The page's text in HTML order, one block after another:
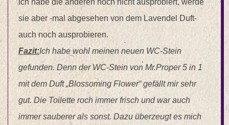
Ich habe die anderen noch nicht ausprobiert, werde
sie aber -mal abgesehen von dem Lavendel Duft-
auch noch ausprobieren.
Fazit:Ich habe wohl meinen neuen WC-Stein
gefunden. Denn der WC-Stein von Mr.Proper 5 in 1
mit dem Duft „Blossoming Flower“ gefällt mir sehr
gut. Die Toilette roch immer frisch und war auch
immer sauberer als sonst. Dazu überzeugt es mich